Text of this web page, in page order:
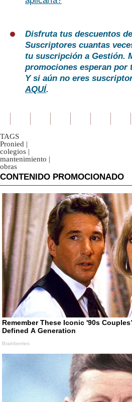
Disfruta tus descuentos
Suscriptores cuantas
tu suscripción a Gestión.
promociones esperan
Y si aún no eres
AQUÍ.
TAGS
Pronied |
colegios |
mantenimiento |
obras